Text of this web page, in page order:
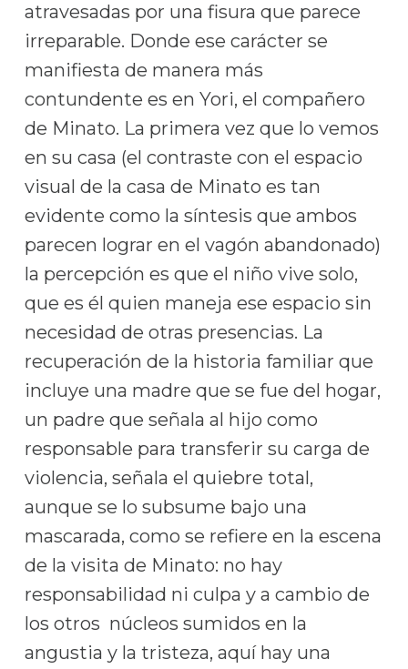
atravesadas por una fisura que parece
irreparable. Donde ese carácter se
manifiesta de manera más
contundente es en Yori, el compañero
de Minato. La primera vez que lo vemos
en su casa (el contraste con el espacio
visual de la casa de Minato es tan
evidente como la síntesis que ambos
parecen lograr en el vagón abandonado)
la percepción es que el niño vive solo,
que es él quien maneja ese espacio sin
necesidad de otras presencias. La
recuperación de la historia familiar que
incluye una madre que se fue del hogar,
un padre que señala al hijo como
responsable para transferir su carga de
violencia, señala el quiebre total,
aunque se lo subsume bajo una
mascarada, como se refiere en la escena
de la visita de Minato: no hay
responsabilidad ni culpa y a cambio de
los otros núcleos sumidos en la
angustia y la tristeza, aquí hay una